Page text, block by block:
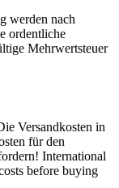
werden nach
ordentliche
Mehrwertsteuer
Versandkosten in
für den
International
before buying